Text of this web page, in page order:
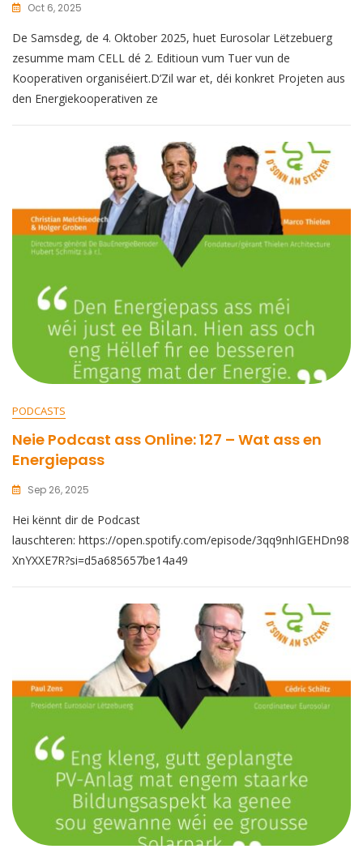
Oct 6, 2025
De Samsdeg, de 4. Oktober 2025, huet Eurosolar Lëtzebuerg
zesumme mam CELL dé 2. Editioun vum Tuer vun de
Kooperativen organiséiert.D’Zil war et, déi konkret Projeten aus
den Energiekooperativen ze
PODCASTS
Neie Podcast ass Online: 127 – Wat ass en
Energiepass
Sep 26, 2025
Hei kënnt dir de Podcast
lauschteren: https://open.spotify.com/episode/3qq9nhIGEHDn98
XnYXXE7R?si=d5a685657be14a49